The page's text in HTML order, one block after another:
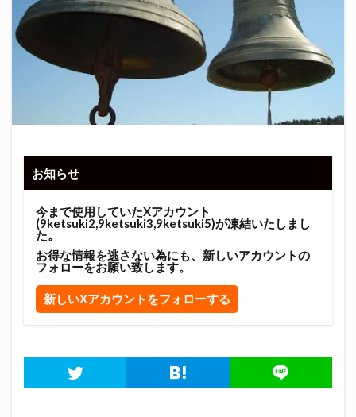
お知らせ
今まで使用していたXアカウント
(9ketsuki2,9ketsuki3,9ketsuki5)が凍結いたしまし
た。
お得な情報を逃さない為にも、新しいアカウントの
フォローをお願い致します。
新しいXアカウントをフォローする